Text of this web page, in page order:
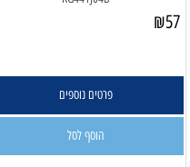
₪57
פרטים נוספים
הוסף לסל